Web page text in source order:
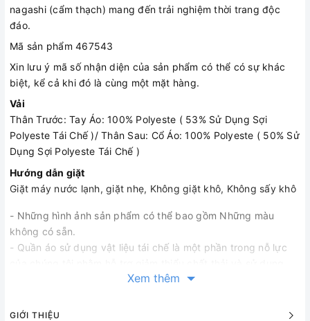
nagashi (cẩm thạch) mang đến trải nghiệm thời trang độc
đáo.
Mã sản phẩm 467543
Xin lưu ý mã số nhận diện của sản phẩm có thể có sự khác
biệt, kể cả khi đó là cùng một mặt hàng.
Vải
Thân Trước: Tay Áo: 100% Polyeste ( 53% Sử Dụng Sợi
Polyeste Tái Chế )/ Thân Sau: Cổ Áo: 100% Polyeste ( 50% Sử
Dụng Sợi Polyeste Tái Chế )
Hướng dẫn giặt
Giặt máy nước lạnh, giặt nhẹ, Không giặt khô, Không sấy khô
- Những hình ảnh sản phẩm có thể bao gồm Những màu
không có sẵn.
- Quần áo sử dụng vật liệu tái chế là một phần trong nỗ lực
vật liệu mới. Tỷ lệ vật liệu tái chế khác nhau tùy theo từng sản
chăm sóc để biết chi tiết.
Xem thêm
GIỚI THIỆU